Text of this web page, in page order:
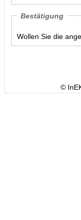
Bestätigung
Wollen Sie die
©